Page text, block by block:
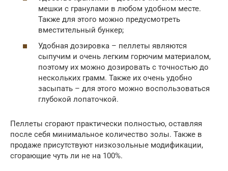
мешки с гранулами в любом удобном месте.
Также для этого можно предусмотреть
вместительный бункер;
Удобная дозировка – пеллеты являются
сыпучим и очень легким горючим материалом,
поэтому их можно дозировать с точностью до
нескольких грамм. Также их очень удобно
засыпать – для этого можно воспользоваться
глубокой лопаточкой.
Пеллеты сгорают практически полностью, оставляя
после себя минимальное количество золы. Также в
продаже присутствуют низкозольные модификации,
сгорающие чуть ли не на 100%.